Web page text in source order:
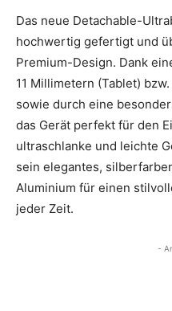
Das neue Detachable-
hochwertig gefertigt und
Premium-Design. Dank
11 Millimetern (Tablet)
sowie durch eine
das Gerät perfekt für den
ultraschlanke und leichte
sein elegantes,
Aluminium für einen
jeder Zeit.
-